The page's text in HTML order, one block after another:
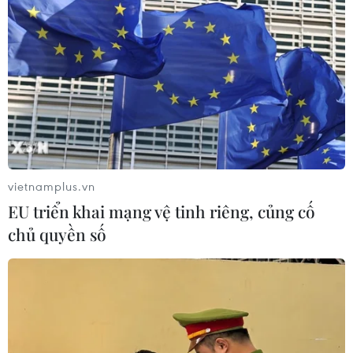
đủ sách giáo khoa cho năm học mới
06/08/2026 04:12
Bộ GD-ĐT dự kiến điều chỉnh trong
bổ nhiệm chức danh và xếp lương
nhà giáo
Dự kiến giảm hơn 17.000 đầu mối cơ
sở giáo dục trên cả nước, tương ứng
Đề xuất trợ cấp một lần cho giáo viên
vietnamplus.vn
EU triển khai mạng vệ tinh riêng, củng cố
chủ quyền số